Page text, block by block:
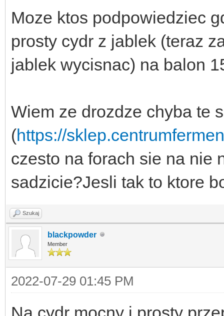
Moze ktos podpowiedziec
prosty cydr z jablek (teraz
jablek wycisnac) na balon
Wiem ze drozdze chyba te
(https://
czesto na forach sie na nie
sadzicie?Jesli tak to ktore
Szukaj
blackpowder
Member
2022-07-29 01:45 PM